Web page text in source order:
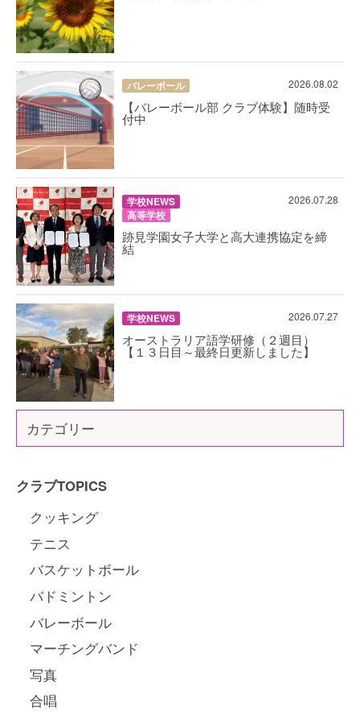
バレーボール 2026.08.02
【バレーボール部 クラブ体験】随時受
付中
学校NEWS
高等学校
2026.07.28
跡見学園女子大学と高大連携協定を締
結
学校NEWS 2026.07.27
オーストラリア語学研修（２週目）
【１３日目～最終日更新しました】
カテゴリー
クラブTOPICS
クッキング
テニス
バスケットボール
バドミントン
バレーボール
マーチングバンド
写真
合唱